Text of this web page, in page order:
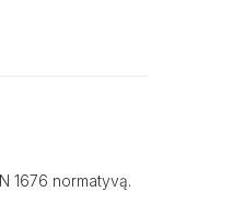
1676 normatyvą.